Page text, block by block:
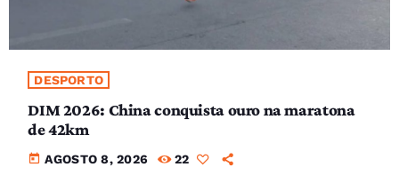
DESPORTO
DIM 2026: China conquista ouro na maratona
de 42km
today AGOSTO 8, 2026 22